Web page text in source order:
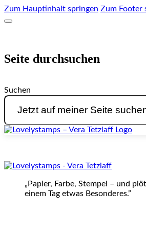
Zum Hauptinhalt springen Zum Footer
Seite durchsuchen
Suchen
„Papier, Farbe, Stempel – und
einem Tag etwas Besonderes.”